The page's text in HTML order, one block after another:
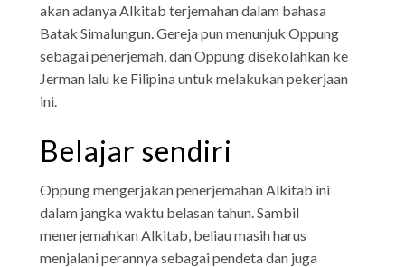
akan adanya Alkitab terjemahan dalam bahasa
Batak Simalungun. Gereja pun menunjuk Oppung
sebagai penerjemah, dan Oppung disekolahkan ke
Jerman lalu ke Filipina untuk melakukan pekerjaan
ini.
Belajar sendiri
Oppung mengerjakan penerjemahan Alkitab ini
dalam jangka waktu belasan tahun. Sambil
menerjemahkan Alkitab, beliau masih harus
menjalani perannya sebagai pendeta dan juga